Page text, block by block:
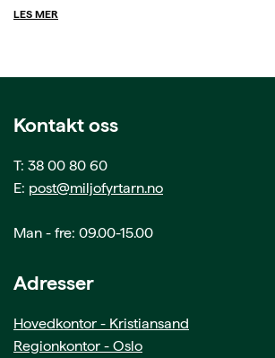
LES MER
Kontakt oss
T: 38 00 80 60
E: post@miljofyrtarn.no
Man - fre: 09.00-15.00
Adresser
Hovedkontor - Kristiansand
Regionkontor - Oslo